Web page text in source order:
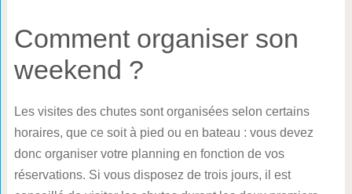
Comment organiser son
weekend ?
Les visites des chutes sont organisées selon certains
horaires, que ce soit à pied ou en bateau : vous devez
donc organiser votre planning en fonction de vos
réservations. Si vous disposez de trois jours, il est